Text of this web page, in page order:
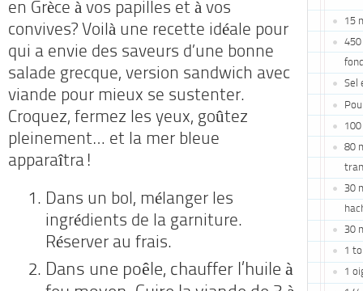
15
450
Sel
80
30
30
1
1
en Grèce à vos papilles et à vos
convives? Voilà une recette idéale pour
qui a envie des saveurs d’une bonne
salade grecque, version sandwich avec
viande pour mieux se sustenter.
Croquez, fermez les yeux, goûtez
pleinement… et la mer bleue
apparaîtra!
Dans un bol, mélanger les
ingrédients de la garniture.
Réserver au frais.
Dans une poêle, chauffer l’huile à